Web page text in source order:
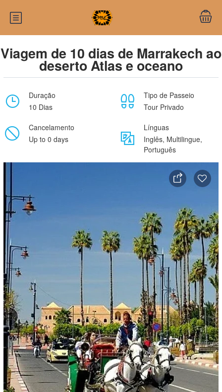
Viagem de 10 dias de Marrakech ao
deserto Atlas e oceano
Duração
10 Dias
Tipo de Passeio
Tour Privado
Cancelamento
Up to 0 days
Línguas
Inglês, Multilingue,
Português